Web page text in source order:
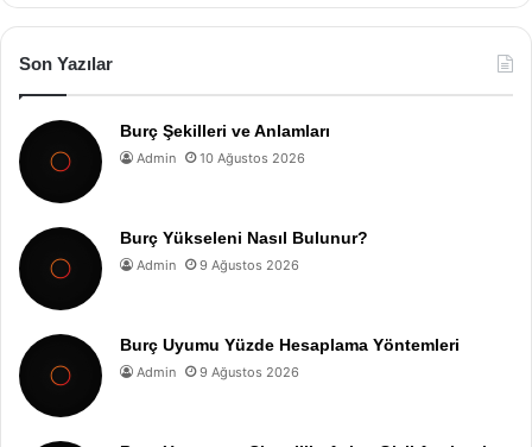
Son Yazılar
Burç Şekilleri ve Anlamları
Admin 10 Ağustos 2026
Burç Yükseleni Nasıl Bulunur?
Admin 9 Ağustos 2026
Burç Uyumu Yüzde Hesaplama Yöntemleri
Admin 9 Ağustos 2026